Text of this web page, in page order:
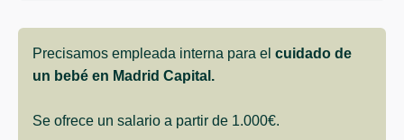
Precisamos empleada interna para el cuidado de
un bebé en Madrid Capital.
Se ofrece un salario a partir de 1.000€.